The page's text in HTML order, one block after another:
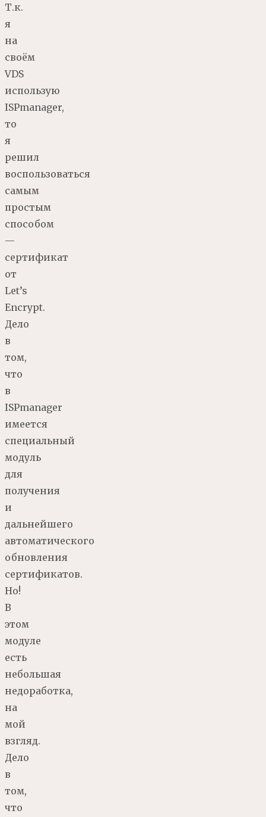
Т.к.
я
на
своём
VDS
использую
ISPmanager,
то
я
решил
воспользоваться
самым
простым
способом
—
сертификат
от
Let’s
Encrypt.
Дело
в
том,
что
в
ISPmanager
имеется
специальный
модуль
для
получения
и
дальнейшего
автоматического
обновления
сертификатов.
Но!
В
этом
модуле
есть
небольшая
недоработка,
на
мой
взгляд.
Дело
в
том,
что